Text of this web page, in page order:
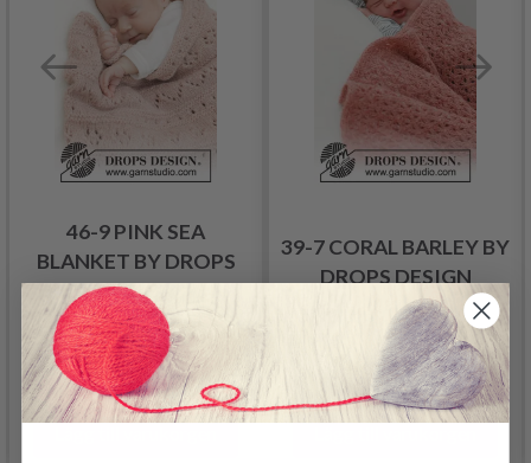
46-9 PINK SEA
BLANKET BY DROPS
DESIGN
192.00 SEK
39-7 CORAL BARLEY BY
DROPS DESIGN
144.00 SEK